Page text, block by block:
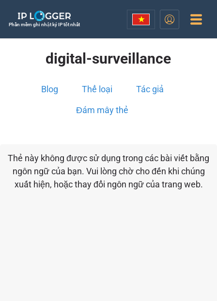
Phần mềm ghi nhật ký IP tốt nhất
digital-surveillance
Blog Thể loại Tác giả
Đám mây thẻ